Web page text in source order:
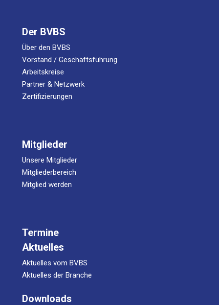
Der BVBS
Über den BVBS
Vorstand / Geschäftsführung
Arbeitskreise
Partner & Netzwerk
Zertifizierungen
Mitglieder
Unsere Mitglieder
Mitgliederbereich
Mitglied werden
Termine
Aktuelles
Aktuelles vom BVBS
Aktuelles der Branche
Downloads